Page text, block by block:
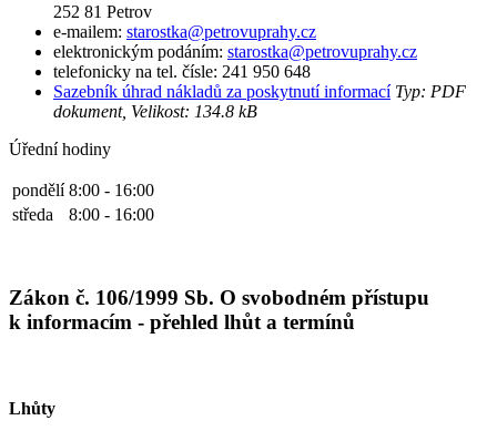
252 81 Petrov
e-mailem: starostka@petrovuprahy.cz
elektronickým podáním: starostka@petrovuprahy.cz
telefonicky na tel. čísle: 241 950 648
Sazebník úhrad nákladů za poskytnutí informacíTyp: PDF
dokument, Velikost: 134.8 kB
Úřední hodiny
pondělí 8:00 - 16:00
středa
8:00 - 16:00
Zákon č. 106/1999 Sb. O svobodném přístupu
k informacím - přehled lhůt a termínů
Lhůty